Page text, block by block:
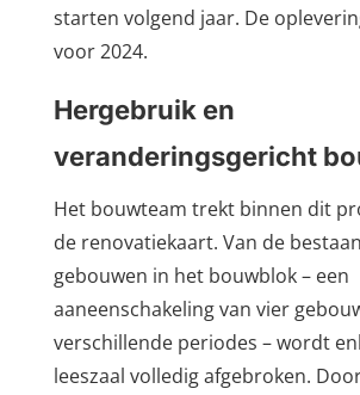
starten volgend jaar. De
voor 2024.
Hergebruik en
veranderingsgericht
Het bouwteam trekt binnen dit
de renovatiekaart. Van de
gebouwen in het bouwblok – een
aaneenschakeling van vier
verschillende periodes – wordt
leeszaal volledig afgebroken.